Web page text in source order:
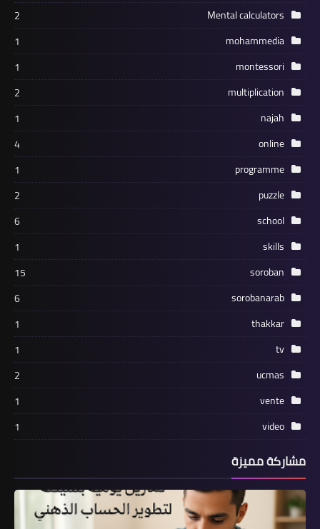
Mental calculators
2
mohammedia
1
montessori
1
multiplication
2
najah
1
online
4
programme
1
puzzle
2
school
6
skills
1
soroban
15
sorobanarab
6
thakkar
1
tv
1
ucmas
2
vente
1
video
1
مشاركة مميزة